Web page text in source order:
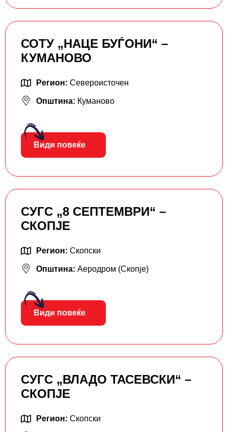
СОТУ „НАЦЕ БУЃОНИ“ –
КУМАНОВО
Регион: Североисточен
Општина: Куманово
Види повеќе
СУГС „8 СЕПТЕМВРИ“ –
СКОПЈЕ
Регион: Скопски
Општина: Аеродром (Скопје)
Види повеќе
СУГС „ВЛАДО ТАСЕВСКИ“ –
СКОПЈЕ
Регион: Скопски